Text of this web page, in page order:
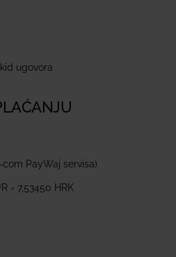
ugovora
PayWaj servisa)
= 7,53450 HRK